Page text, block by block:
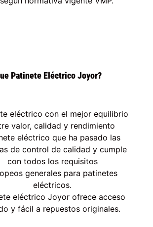
Patinete Eléctrico Joyor?
eléctrico con el mejor equilibrio
valor, calidad y rendimiento
eléctrico que ha pasado las
de control de calidad y cumple
con todos los requisitos
generales para patinetes
eléctricos.
eléctrico Joyor ofrece acceso
y fácil a repuestos originales.